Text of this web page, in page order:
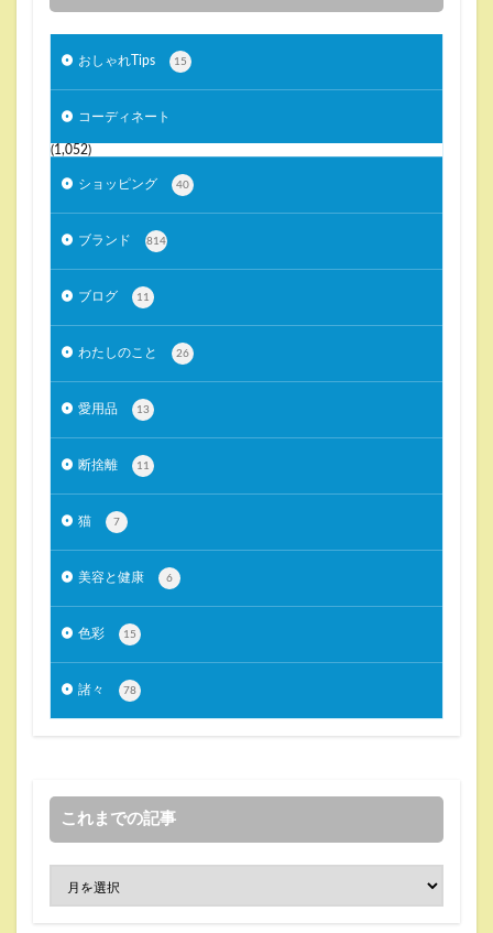
おしゃれTips 15
コーディネート
(1,052)
ショッピング 40
ブランド 814
ブログ 11
わたしのこと 26
愛用品 13
断捨離 11
猫 7
美容と健康 6
色彩 15
諸々 78
これまでの記事